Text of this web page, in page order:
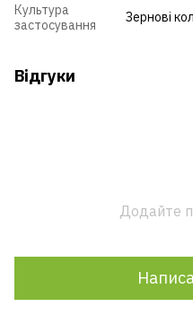
Культура
застосування
Зернові
Відгуки
Додайте